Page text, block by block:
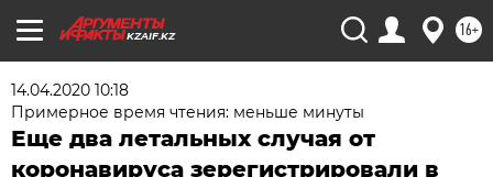
KZAIF.KZ 16+
14.04.2020 10:18
Примерное время чтения: меньше минуты
Еще два летальных случая от
коронавируса зерегистрировали в